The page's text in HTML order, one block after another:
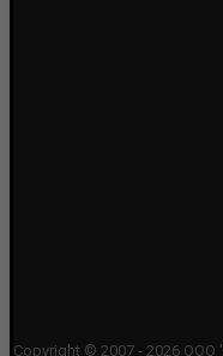
Copyright © 2007 - 2026